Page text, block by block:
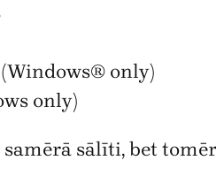
only)
only)
samērā sālīti, bet